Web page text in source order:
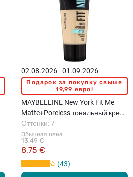
02.08.2026 - 01.09.2026
Подарок за покупку свыше
19,99 евро!
MAYBELLINE New York Fit Me
Matte+Poreless тональный крем,
30мл
Обычная цена
8,75 €
13,49 €
Оттенки: 7
43